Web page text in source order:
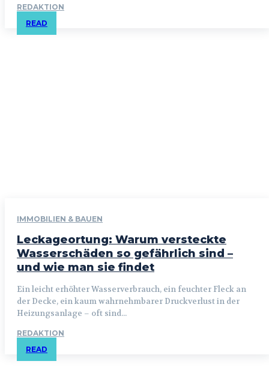
REDAKTION
READ
IMMOBILIEN & BAUEN
Leckageortung: Warum versteckte
Wasserschäden so gefährlich sind –
und wie man sie findet
Ein leicht erhöhter Wasserverbrauch, ein feuchter Fleck an
der Decke, ein kaum wahrnehmbarer Druckverlust in der
Heizungsanlage – oft sind...
REDAKTION
READ